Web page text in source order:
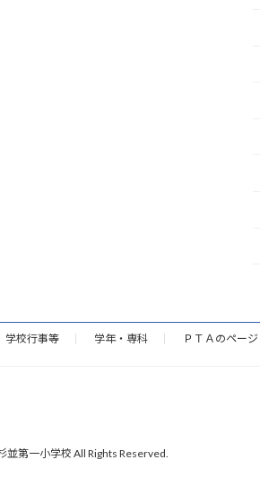
学校行事等 学年・専科 ＰＴＡのページ
並第一小学校 All Rights Reserved.